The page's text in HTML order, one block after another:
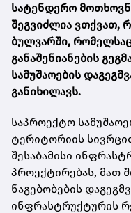
სატენდერო
შეგვიძლია ვთქვათ,
ბულვარში,
განაშენიანების
სამუშაოების
განიხილავს.
საპროექტო
ტერიტორიის
შესაბამისი
პროექტირებას, მათ
ნაგებობების
ინფრასტრუქტურის